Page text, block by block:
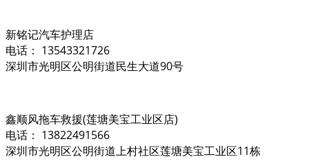
新铭记汽车护理店
电话： 13543321726
深圳市光明区公明街道民生大道90号
鑫顺风拖车救援(莲塘美宝工业区店)
电话： 13822491566
深圳市光明区公明街道上村社区莲塘美宝工业区11栋